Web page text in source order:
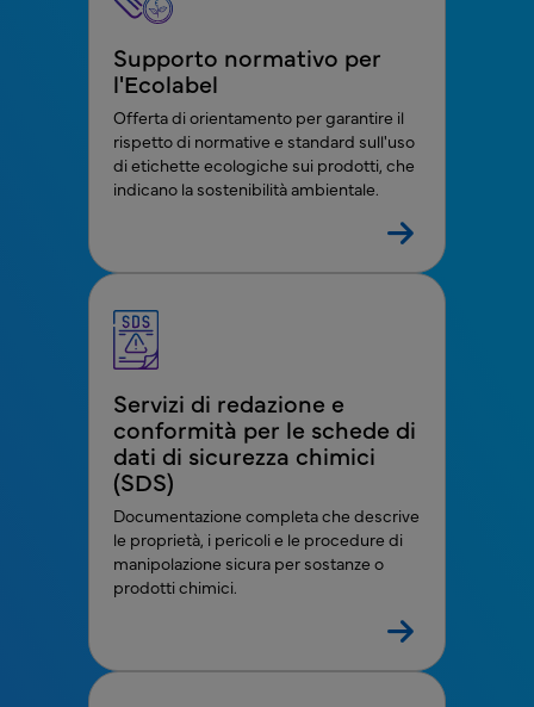
Supporto normativo per
l'Ecolabel
Offerta di orientamento per garantire il
rispetto di normative e standard sull'uso
di etichette ecologiche sui prodotti, che
indicano la sostenibilità ambientale.
Servizi di redazione e
conformità per le schede di
dati di sicurezza chimici
(SDS)
Documentazione completa che descrive
le proprietà, i pericoli e le procedure di
manipolazione sicura per sostanze o
prodotti chimici.